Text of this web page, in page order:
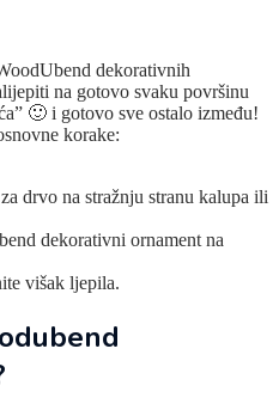
dekorativnih
na gotovo svaku površinu
🙂 i gotovo sve ostalo između!
korake:
drvo na stražnju stranu kalupa ili
dekorativni ornament na
višak ljepila.